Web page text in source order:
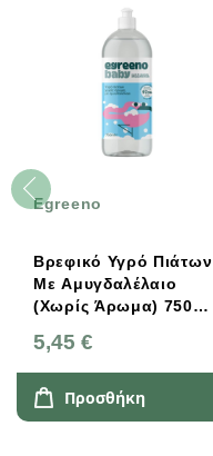
Egreeno
Βρεφικό Υγρό Πιάτων
Με Αμυγδαλέλαιο
(χωρίς Άρωμα) 750ml
5,45 €
Προσθήκη